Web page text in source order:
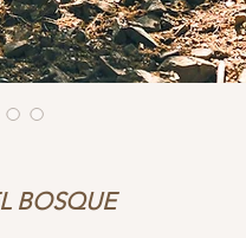
BOSQUE